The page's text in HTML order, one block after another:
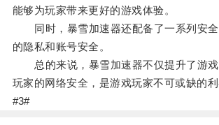
能够为玩家带来更好的游戏体验。
同时，暴雪加速器还配备了一系列安全
的隐私和账号安全。
总的来说，暴雪加速器不仅提升了游戏
玩家的网络安全，是游戏玩家不可或缺的利
#3#